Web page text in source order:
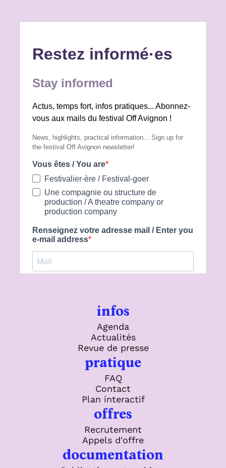
infos
Agenda
Actualités
Revue de presse
pratique
FAQ
Contact
Plan interactif
offres
Recrutement
Appels d'offre
documentation